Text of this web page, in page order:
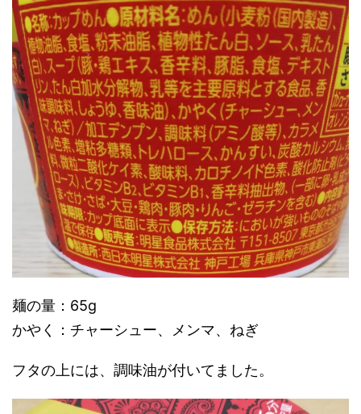
麺の量：65g
かやく：チャーシュー、メンマ、ねぎ
フタの上には、調味油が付いてました。